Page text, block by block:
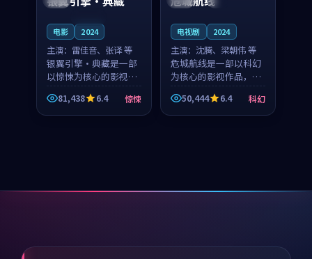
电影 2024
主演： 雷佳音、张译 等
银翼引擎·典藏是一部
以惊悚为核心的影视作
品，围绕危机、反转与
人物成长展开，整体节
奏紧凑，值得推荐观
81,438 6.4 惊悚
电视剧 2024
主演： 沈腾、梁朝伟 等
危城航线是一部以科幻
为核心的影视作品，围
绕危机、反转与人物成
长展开，整体节奏紧
凑，值得推荐观看。
50,444 6.4 科幻